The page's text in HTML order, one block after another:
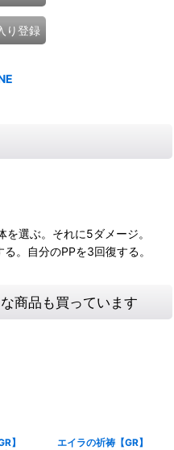
り登録
を選ぶ。それに5ダメージ。
。自分のPPを3回復する。
商品も買っています
】
エイラの祈祷【GR】